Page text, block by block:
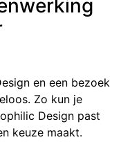
en een bezoek
Zo kun je
Design past
keuze maakt.